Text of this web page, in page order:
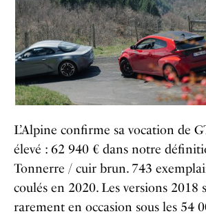
L’Alpine confirme sa vocation de
élevé : 62 940 € dans notre
Tonnerre / cuir brun. 743
coulés en 2020. Les versions 2018
rarement en occasion sous les 54